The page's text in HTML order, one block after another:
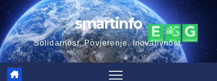
Skip
to
content
smartinfo
Solidarnost. Povjerenje. Inovativnost.